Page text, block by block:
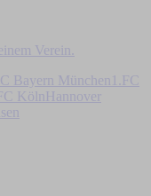
Verein.
Bayern München
1.FC
Köln
Hannover